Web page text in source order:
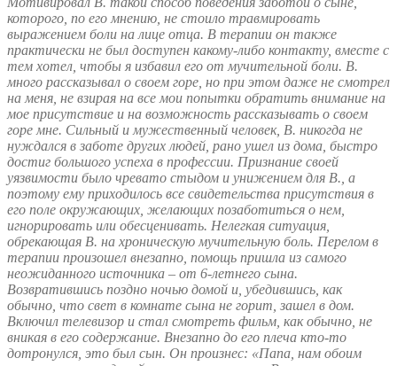
которого, по его мнению, не стоило травмировать
выражением боли на лице отца. В терапии он также
практически не был доступен какому-либо контакту, вместе с
тем хотел, чтобы я избавил его от мучительной боли. В.
много рассказывал о своем горе, но при этом даже не смотрел
на меня, не взирая на все мои попытки обратить внимание на
мое присутствие и на возможность рассказывать о своем
горе мне. Сильный и мужественный человек, В. никогда не
нуждался в заботе других людей, рано ушел из дома, быстро
достиг большого успеха в профессии. Признание своей
уязвимости было чревато стыдом и унижением для В., а
поэтому ему приходилось все свидетельства присутствия в
его поле окружающих, желающих позаботиться о нем,
игнорировать или обесценивать. Нелегкая ситуация,
обрекающая В. на хроническую мучительную боль. Перелом в
терапии произошел внезапно, помощь пришла из самого
неожиданного источника – от 6-летнего сына.
Возвратившись поздно ночью домой и, убедившись, как
обычно, что свет в комнате сына не горит, зашел в дом.
Включил телевизор и стал смотреть фильм, как обычно, не
вникая в его содержание. Внезапно до его плеча кто-то
дотронулся, это был сын. Он произнес: «Папа, нам обоим